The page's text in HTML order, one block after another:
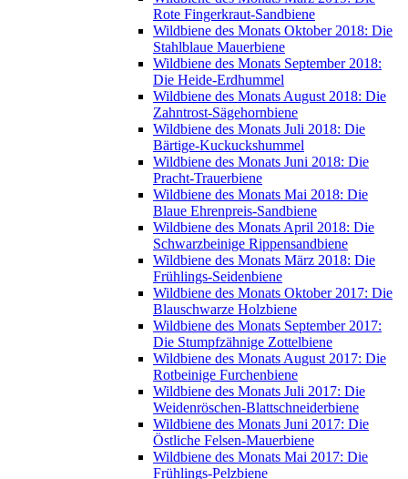
Rote Fingerkraut-Sandbiene
Wildbiene des Monats Oktober 2018: Die
Stahlblaue Mauerbiene
Wildbiene des Monats September 2018:
Die Heide-Erdhummel
Wildbiene des Monats August 2018: Die
Zahntrost-Sägehornbiene
Wildbiene des Monats Juli 2018: Die
Bärtige-Kuckuckshummel
Wildbiene des Monats Juni 2018: Die
Pracht-Trauerbiene
Wildbiene des Monats Mai 2018: Die
Blaue Ehrenpreis-Sandbiene
Wildbiene des Monats April 2018: Die
Schwarzbeinige Rippensandbiene
Wildbiene des Monats März 2018: Die
Frühlings-Seidenbiene
Wildbiene des Monats Oktober 2017: Die
Blauschwarze Holzbiene
Wildbiene des Monats September 2017:
Die Stumpfzähnige Zottelbiene
Wildbiene des Monats August 2017: Die
Rotbeinige Furchenbiene
Wildbiene des Monats Juli 2017: Die
Weidenröschen-Blattschneiderbiene
Wildbiene des Monats Juni 2017: Die
Östliche Felsen-Mauerbiene
Wildbiene des Monats Mai 2017: Die
Frühlings-Pelzbiene